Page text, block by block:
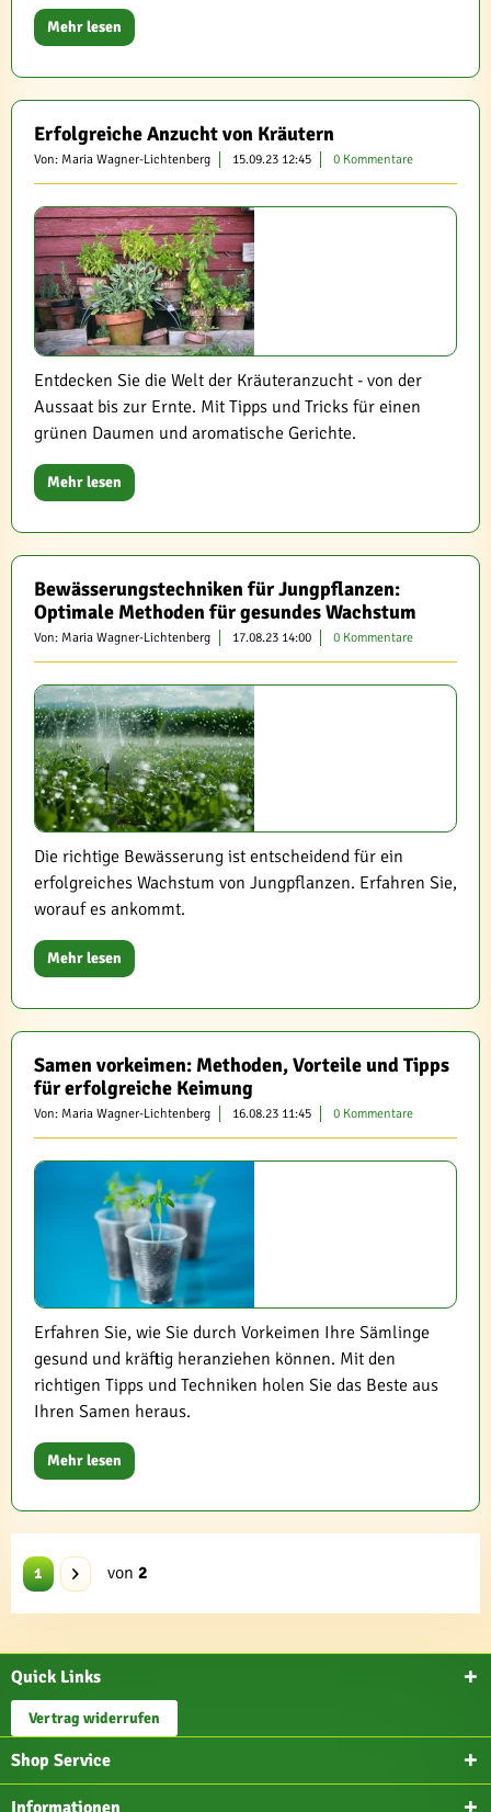
Mehr lesen
Erfolgreiche Anzucht von Kräutern
Von: Maria Wagner-Lichtenberg 15.09.23 12:45 0 Kommentare
Entdecken Sie die Welt der Kräuteranzucht - von der
Aussaat bis zur Ernte. Mit Tipps und Tricks für einen
grünen Daumen und aromatische Gerichte.
Mehr lesen
Bewässerungstechniken für Jungpflanzen:
Optimale Methoden für gesundes Wachstum
Von: Maria Wagner-Lichtenberg 17.08.23 14:00 0 Kommentare
Die richtige Bewässerung ist entscheidend für ein
erfolgreiches Wachstum von Jungpflanzen. Erfahren Sie,
worauf es ankommt.
Mehr lesen
Samen vorkeimen: Methoden, Vorteile und Tipps
für erfolgreiche Keimung
Von: Maria Wagner-Lichtenberg 16.08.23 11:45 0 Kommentare
Erfahren Sie, wie Sie durch Vorkeimen Ihre Sämlinge
gesund und kräftig heranziehen können. Mit den
richtigen Tipps und Techniken holen Sie das Beste aus
Ihren Samen heraus.
Mehr lesen
1 von 2
Quick Links
Vertrag widerrufen
Shop Service
Informationen